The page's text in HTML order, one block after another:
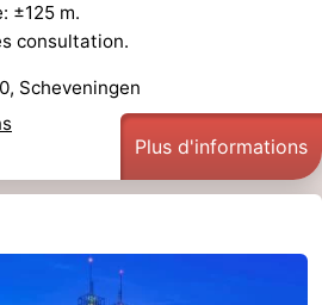
±125 m.
consultation.
Scheveningen
Plus d'informations